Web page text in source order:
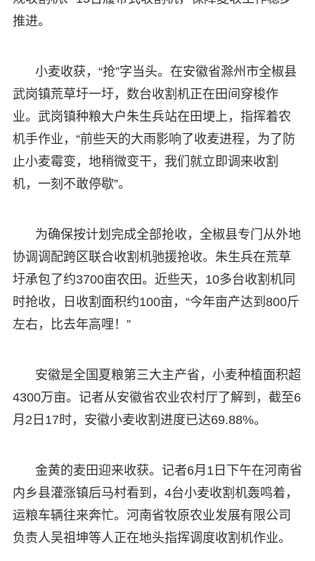
推进。
小麦收获，“抢”字当头。在安徽省滁州市全椒县
武岗镇荒草圩一圩，数台收割机正在田间穿梭作
业。武岗镇种粮大户朱生兵站在田埂上，指挥着农
机手作业，“前些天的大雨影响了收麦进程，为了防
止小麦霉变，地稍微变干，我们就立即调来收割
机，一刻不敢停歇”。
为确保按计划完成全部抢收，全椒县专门从外地
协调调配跨区联合收割机驰援抢收。朱生兵在荒草
圩承包了约3700亩农田。近些天，10多台收割机同
时抢收，日收割面积约100亩，“今年亩产达到800斤
左右，比去年高哩！”
安徽是全国夏粮第三大主产省，小麦种植面积超
4300万亩。记者从安徽省农业农村厅了解到，截至6
月2日17时，安徽小麦收割进度已达69.88%。
金黄的麦田迎来收获。记者6月1日下午在河南省
内乡县灌涨镇后马村看到，4台小麦收割机轰鸣着，
运粮车辆往来奔忙。河南省牧原农业发展有限公司
负责人吴祖坤等人正在地头指挥调度收割机作业。